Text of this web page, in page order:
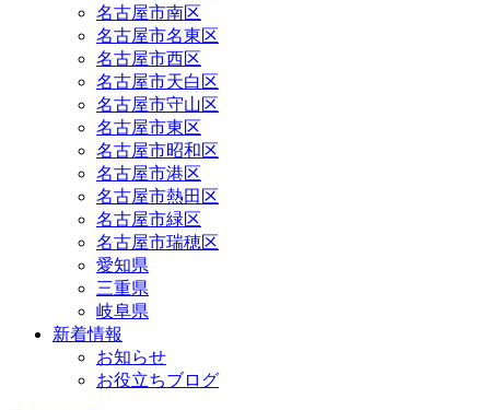
名古屋市南区
名古屋市名東区
名古屋市西区
名古屋市天白区
名古屋市守山区
名古屋市東区
名古屋市昭和区
名古屋市港区
名古屋市熱田区
名古屋市緑区
名古屋市瑞穂区
愛知県
三重県
岐阜県
新着情報
お知らせ
お役立ちブログ